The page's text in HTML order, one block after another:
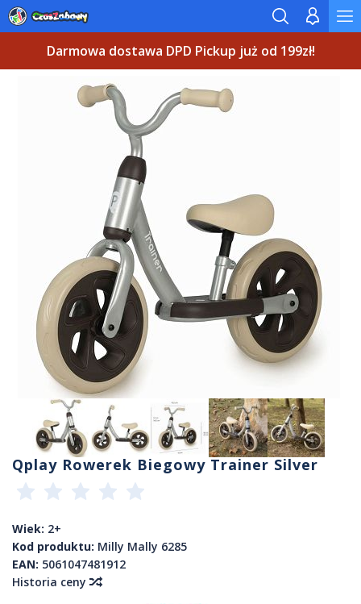
Darmowa dostawa DPD Pickup już od 199zł!
Qplay Rowerek Biegowy Trainer Silver
Wiek: 2+
Kod produktu: Milly Mally 6285
EAN: 5061047481912
Historia ceny